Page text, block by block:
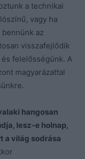
a technikai
vagy ha
az
visszafejlődik
felelősségünk. A
magyarázattal
hangosan
lesz-e holnap,
a világ sodrása